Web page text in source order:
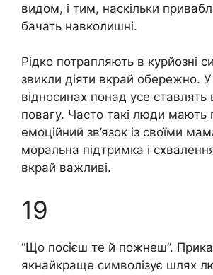
видом, і тим, наскільки
бачать навколишні.
Рідко потрапляють в курйозні
звикли діяти вкрай обережно.
відносинах понад усе ставлять
повагу. Часто такі люди мають
емоційний зв’язок із своїми
моральна підтримка і
вкрай важливі.
19
“Що посієш те й пожнеш”.
якнайкраще символізує шлях